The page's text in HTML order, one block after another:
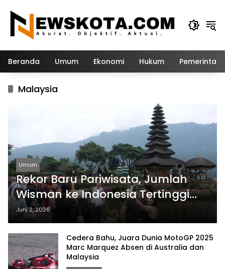
konten
Beranda Umum Ekonomi Hukum
Malaysia
Umum
Rekor Baru Pariwisata, Jumlah
Wisman ke Indonesia Tertinggi
Sejak Pandemi
Juni 2, 2026
Cedera Bahu, Juara Dunia MotoGP 2025
Marc Marquez Absen di Australia dan
Malaysia